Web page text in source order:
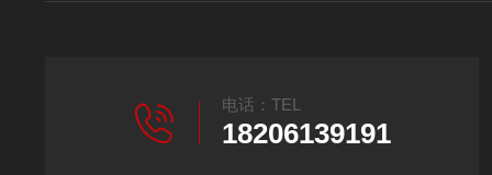
电话：TEL
18206139191